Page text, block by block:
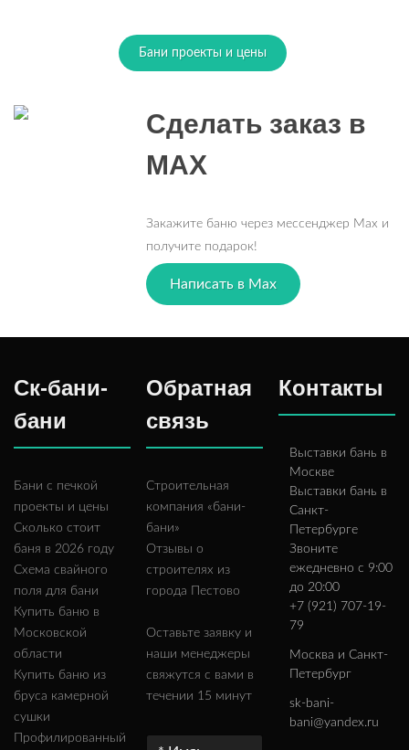
Бани проекты и цены
Сделать заказ в
MAX
Закажите баню через мессенджер Max и
получите подарок!
Написать в Max
Ск-бани-
бани
Бани с печкой
проекты и цены
Сколько стоит
баня в 2026 году
Схема свайного
поля для бани
Купить баню в
Московской
области
Купить баню из
бруса камерной
сушки
Профилированный
Обратная
связь
Строительная
компания «бани-
бани»
Отзывы о
строителях из
города Пестово
Оставьте заявку и
наши менеджеры
свяжутся с вами в
течении 15 минут
Контакты
Выставки бань в
Москве
Выставки бань в
Санкт-
Петербурге
Звоните
ежедневно с 9:00
до 20:00
+7 (921) 707-19-
79
Москва и Санкт-
Петербург
sk-bani-
bani@yandex.ru